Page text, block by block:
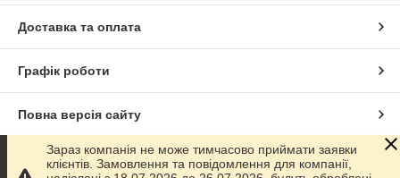
Доставка та оплата
Графік роботи
Повна версія сайту
Сайт створено на маркетплейсіProm.ua
Зараз компанія не може тимчасово приймати заявки
клієнтів. Замовлення та повідомлення для компанії,